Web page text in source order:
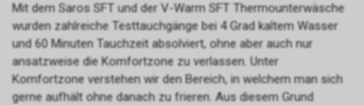
Mit dem Saros SFT und der V-Warm SFT Thermounterwäsche
wurden zahlreiche Testtauchgänge bei 4 Grad kaltem Wasser
und 60 Minuten Tauchzeit absolviert, ohne aber auch nur
ansatzweise die Komfortzone zu verlassen. Unter
Komfortzone verstehen wir den Bereich, in welchem man sich
gerne aufhält ohne danach zu frieren. Aus diesem Grund